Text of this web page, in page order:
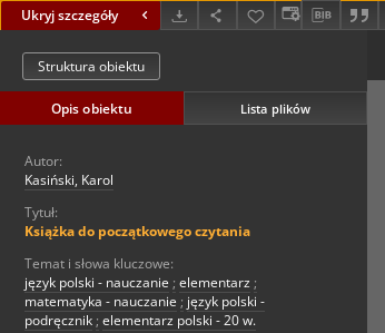
Ukryj szczegóły
Struktura obiektu
Opis obiektu Lista plików
Autor:
Kasiński, Karol
Tytuł:
Książka do początkowego czytania
Temat i słowa kluczowe:
język polski - nauczanie ; elementarz ;
matematyka - nauczanie ; język polski -
podręcznik ; elementarz polski - 20 w.